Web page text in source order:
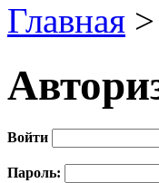
Главная >
Войти
Пароль: